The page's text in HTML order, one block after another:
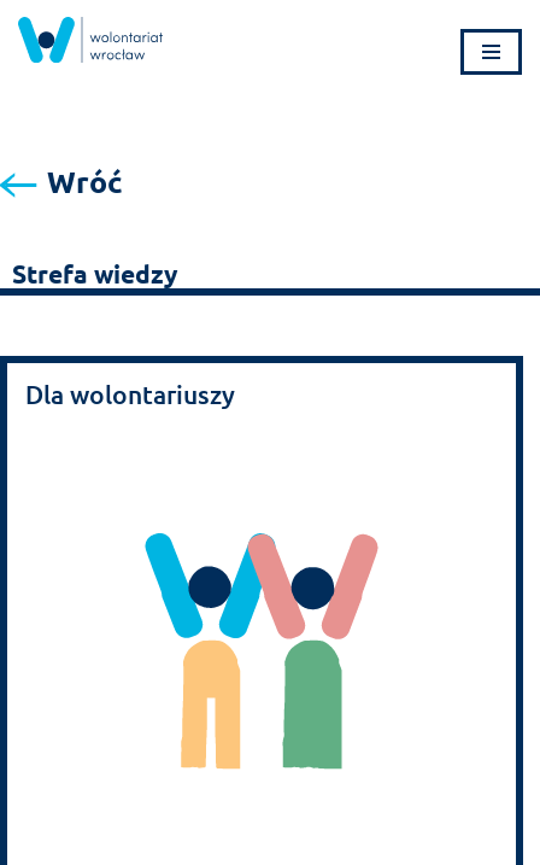
Przejdź
Wróć
Strefa wiedzy
Dla wolontariuszy